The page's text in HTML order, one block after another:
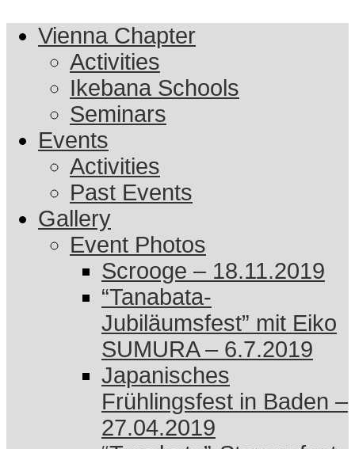
Vienna Chapter
Activities
Ikebana Schools
Seminars
Events
Activities
Past Events
Gallery
Event Photos
Scrooge – 18.11.2019
“Tanabata-
Jubiläumsfest” mit Eiko
SUMURA – 6.7.2019
Japanisches
Frühlingsfest in Baden –
27.04.2019